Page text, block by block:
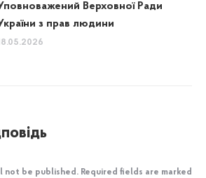
Верховної Ради
з прав людини
not be published. Required fields are marked